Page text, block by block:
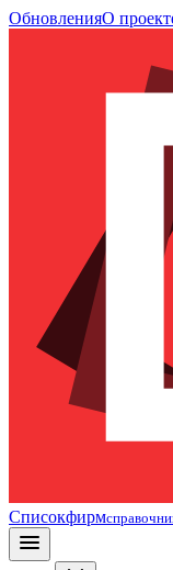
ОбновленияО
Списокфирм